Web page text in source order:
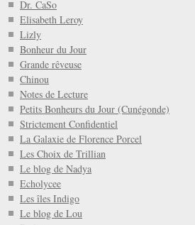
Dr. CaSo
Elisabeth Leroy
Lizly
Bonheur du Jour
Grande rêveuse
Chinou
Notes de Lecture
Petits Bonheurs du Jour (Cunégonde)
Strictement Confidentiel
La Galaxie de Florence Porcel
Les Choix de Trillian
Le blog de Nadya
Echolycee
Les îles Indigo
Le blog de Lou